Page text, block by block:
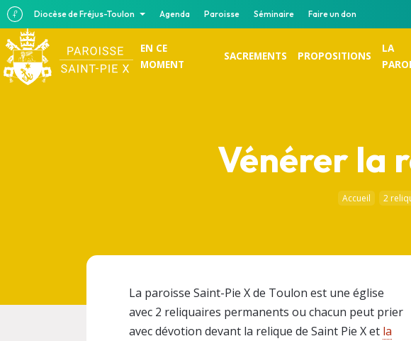
Diocèse de Fréjus-Toulon Agenda Paroisse Séminaire Faire un don
EN CE
MOMENT
SACREMENTS PROPOSITIONS
LA
Vénérer la
Accueil 2
La paroisse Saint-Pie X de Toulon est une église
avec 2 reliquaires permanents ou chacun peut prier
avec dévotion devant la relique de Saint Pie X et la